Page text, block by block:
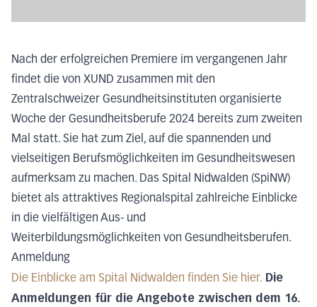
Nach der erfolgreichen Premiere im vergangenen Jahr
findet die von XUND zusammen mit den
Zentralschweizer Gesundheitsinstituten organisierte
Woche der Gesundheitsberufe 2024 bereits zum zweiten
Mal statt. Sie hat zum Ziel, auf die spannenden und
vielseitigen Berufsmöglichkeiten im Gesundheitswesen
aufmerksam zu machen. Das Spital Nidwalden (SpiNW)
bietet als attraktives Regionalspital zahlreiche Einblicke
in die vielfältigen Aus- und
Weiterbildungsmöglichkeiten von Gesundheitsberufen.
Anmeldung
Die Einblicke am Spital Nidwalden finden Sie hier. Die
Anmeldungen für die Angebote zwischen dem 16.